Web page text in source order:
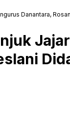
Danantara,